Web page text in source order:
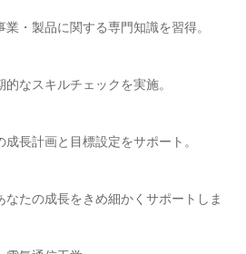
・製品に関する専門知識を習得。
なスキルチェックを実施。
長計画と目標設定をサポート。
たの成長をきめ細かくサポートしま